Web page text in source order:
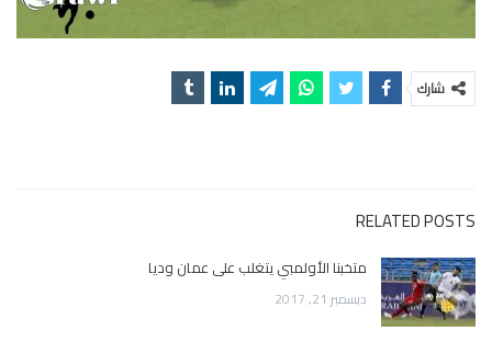
شارك
RELATED POSTS
متخبنا الأولمبي يتغلب على عمان وديا
ديسمبر 21, 2017